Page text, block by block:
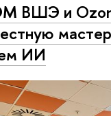
ВШЭ и Ozon
ИИ